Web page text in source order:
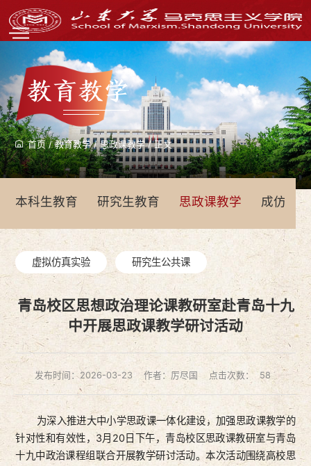
教育教学
首页/教育教学/思政课教学/正文
本科生教育 研究生教育 思政课教学 成仿吾
虚拟仿真实验 研究生公共课
青岛校区思想政治理论课教研室赴青岛十九
中开展思政课教学研讨活动
发布时间：2026-03-23 作者：厉尽国 点击次数： 58
为深入推进大中小学思政课一体化建设，加强思政课教学的
针对性和有效性，3月20日下午，青岛校区思政课教研室与青岛
十九中政治课程组联合开展教学研讨活动。本次活动围绕高校思